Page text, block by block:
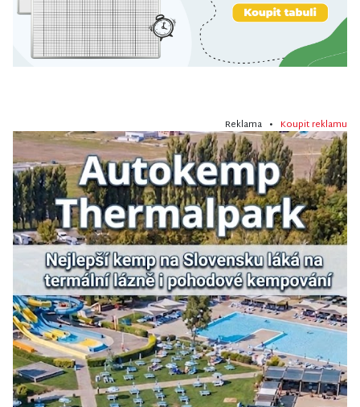
Reklama • Koupit reklamu